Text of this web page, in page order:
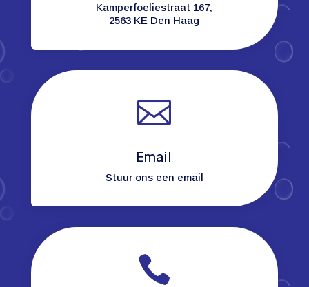
Kamperfoeliestraat 167,
2563 KE Den Haag

Email
Stuur ons een email
